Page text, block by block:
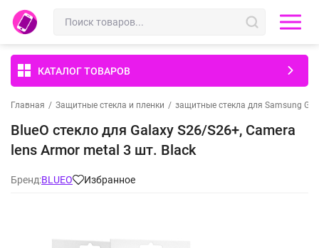
КАТАЛОГ ТОВАРОВ
Главная / Защитные стекла и пленки / защитные стекла для Samsung
BlueO стекло для Galaxy S26/S26+, Camera
lens Armor metal 3 шт. Black
Бренд:BLUEO Избранное